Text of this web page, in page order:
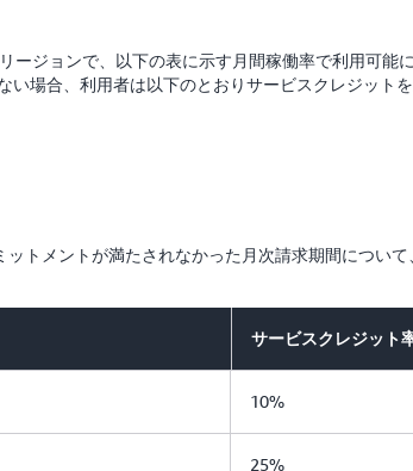
ージョンで、以下の表に示す月間稼働率で利用可
場合、利用者は以下のとおりサービスクレジット
トメントが満たされなかった月次請求期間につい
サービスクレジット
10%
25%